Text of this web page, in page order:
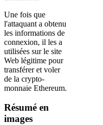
Une fois que
l'attaquant a obtenu
les informations de
connexion, il les a
utilisées sur le site
Web légitime pour
transférer et voler
de la crypto-
monnaie Ethereum.
Résumé en
images